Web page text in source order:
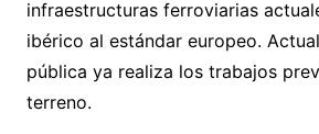
infraestructuras ferroviarias
ibérico al estándar europeo.
pública ya realiza los trabajos
terreno.